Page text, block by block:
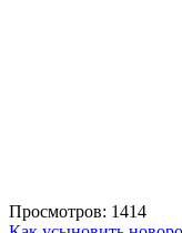
Просмотров: 1414